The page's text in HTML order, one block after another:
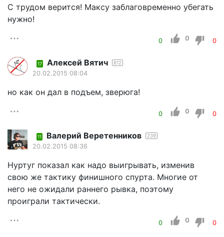
С трудом верится! Максу заблаговременно убегать
нужно!
0 0 0
17 Алексей Вятич 812
20.02.2015 08:04
но как он дал в подъем, зверюга!
0 0 0
11 Валерий Веретенников 239
20.02.2015 08:36
Нуртуг показал как надо выигрывать, изменив
свою же тактику финишного спурта. Многие от
него не ожидали раннего рывка, поэтому
проиграли тактически.
0 0 0